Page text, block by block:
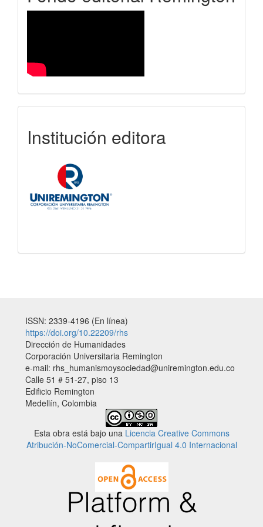
Institución editora
ISSN: 2339-4196 (En línea)
https://doi.org/10.22209/rhs
Dirección de Humanidades
Corporación Universitaria Remington
e-mail: rhs_humanismoysociedad@uniremington.edu.co
Calle 51 # 51-27, piso 13
Edificio Remington
Medellín, Colombia
Esta obra está bajo una Licencia Creative Commons
Atribución-NoComercial-CompartirIgual 4.0 Internacional